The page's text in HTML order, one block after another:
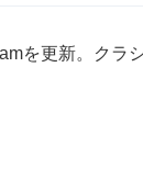
を更新。クラ